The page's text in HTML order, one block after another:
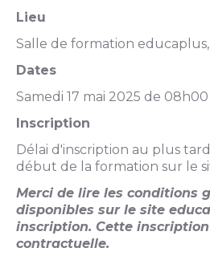
Lieu
Salle de formation
Dates
Samedi 17 mai 2025 de 08h00
Inscription
Délai d'inscription au plus
début de la formation sur le
Merci de lire les conditions
disponibles sur le site
inscription. Cette
contractuelle.